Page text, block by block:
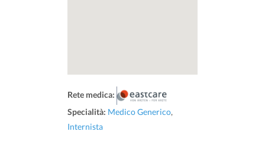
Rete medica:
Specialità: Medico Generico,
Internista